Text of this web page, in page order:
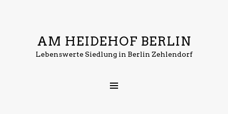
AM HEIDEHOF BERLIN
Lebenswerte Siedlung in Berlin Zehlendorf